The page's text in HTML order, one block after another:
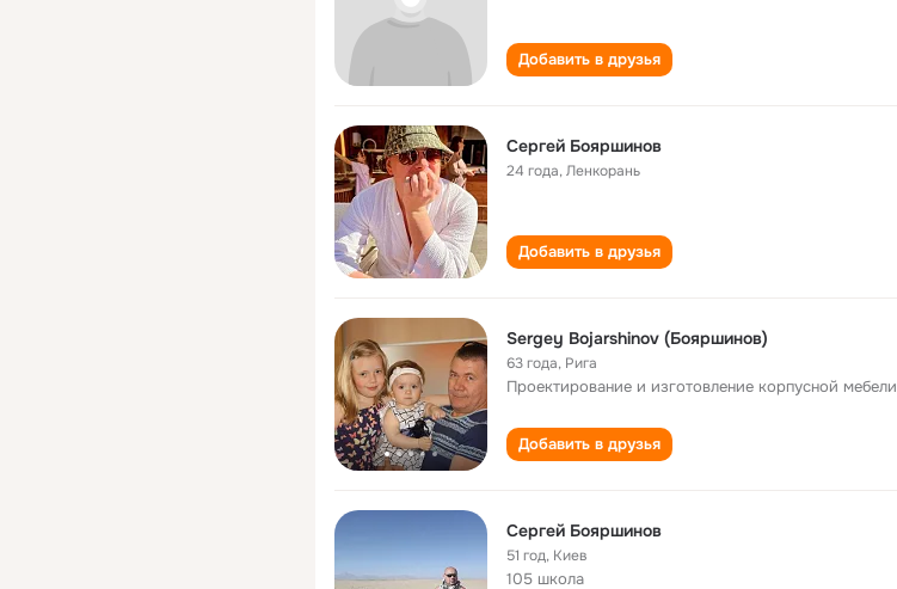
Добавить в друзья
Сергей Бояршинов
24 года,Ленкорань
Добавить в друзья
Sergey Bojarshinov (Бояршинов)
63 года, Рига
Проектирование и изготовление корпусной мебели
Добавить в друзья
Сергей Бояршинов
51 год, Киев
105 школа